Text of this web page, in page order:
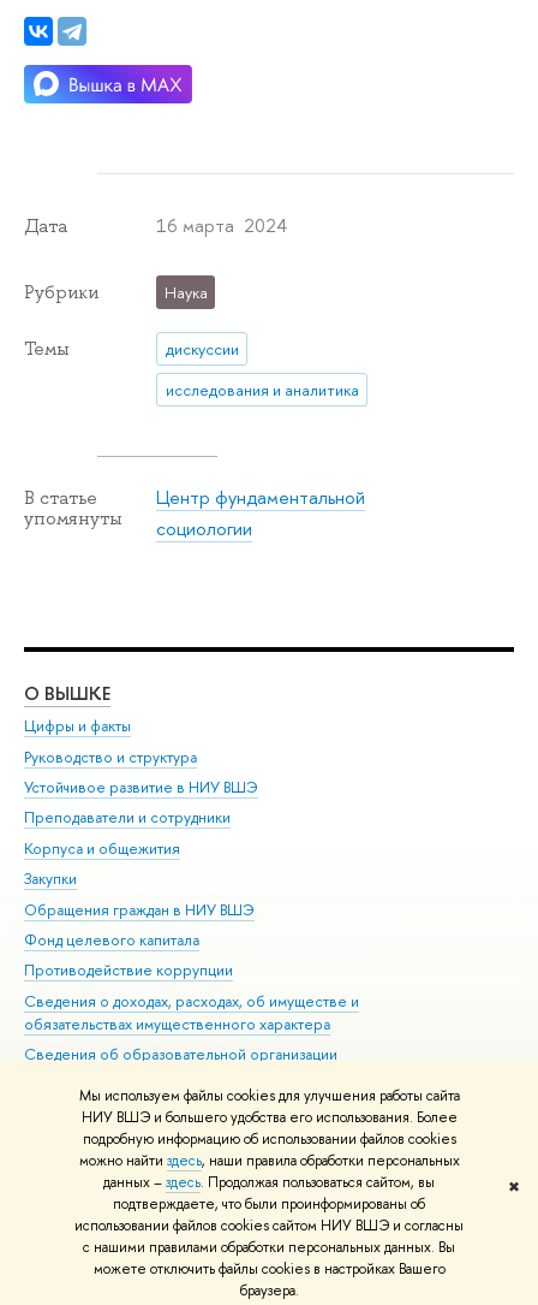
Мы используем файлы cookies для улучшения работы сайта
НИУ ВШЭ и большего удобства его использования. Более
подробную информацию об использовании файлов cookies
можно найти здесь, наши правила обработки персональных
данных –здесь. Продолжая пользоваться сайтом, вы
подтверждаете, что были проинформированы об
использовании файлов cookies сайтом НИУ ВШЭ и согласны
с нашими правилами обработки персональных данных. Вы
можете отключить файлы cookies в настройках Вашего
браузера.
✖
Дата 16 марта 2024
Рубрики Наука
Темы
дискуссии
исследования и аналитика
В статье
упомянуты
Центр фундаментальной
социологии
О ВЫШКЕ
Цифры и факты
Руководство и структура
Устойчивое развитие в НИУ ВШЭ
Преподаватели и сотрудники
Корпуса и общежития
Закупки
Обращения граждан в НИУ ВШЭ
Фонд целевого капитала
Противодействие коррупции
Сведения о доходах, расходах, об имуществе и
обязательствах имущественного характера
Сведения об образовательной организации
Людям с ограниченными возможностями здоровья
Единая платежная страница
Работа в Вышке
© НИУ ВШЭ 1993–2026 Адреса и контакты Условия использования
материалов Политика конфиденциальности Карта сайта
Шрифты HSE Sans и HSE Slab разработаны вШколе дизайна НИУ ВШЭ